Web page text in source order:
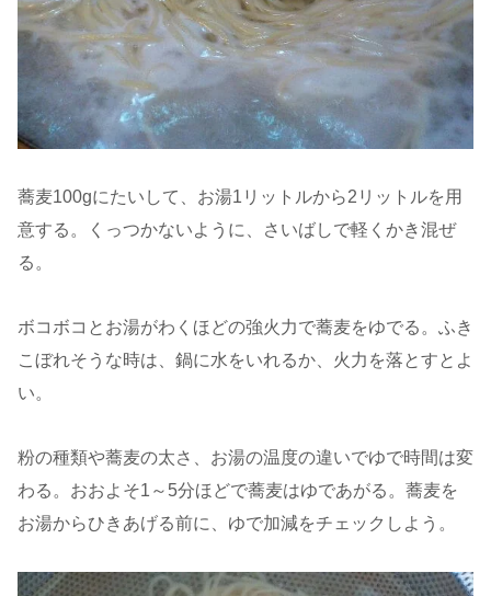
蕎麦100gにたいして、お湯1リットルから2リットルを用
意する。くっつかないように、さいばしで軽くかき混ぜ
る。
ボコボコとお湯がわくほどの強火力で蕎麦をゆでる。ふき
こぼれそうな時は、鍋に水をいれるか、火力を落とすとよ
い。
粉の種類や蕎麦の太さ、お湯の温度の違いでゆで時間は変
わる。おおよそ1～5分ほどで蕎麦はゆであがる。蕎麦を
お湯からひきあげる前に、ゆで加減をチェックしよう。